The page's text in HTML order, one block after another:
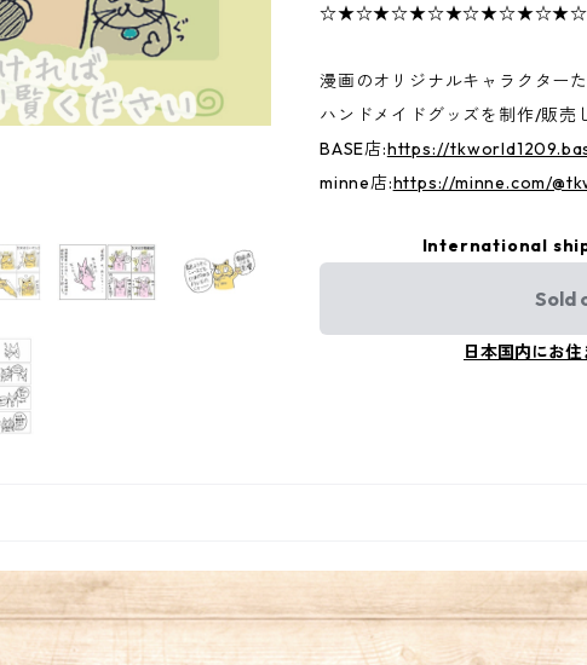
漫画のオリジナルキャラクター
ハンドメイドグッズを制作/販
BASE店:https://
minne店:https://minne.com/
International
Sold
日本国内にお